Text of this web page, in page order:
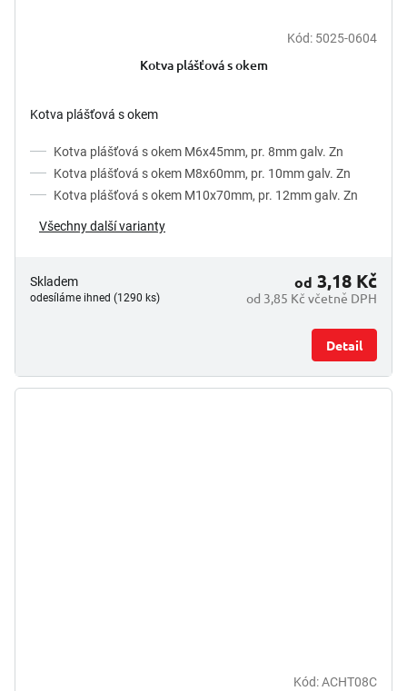
5,0
Kód: 5025-0604
Kotva plášťová s okem
Kotva plášťová s okem
Kotva plášťová s okem M6x45mm, pr. 8mm galv. Zn
Kotva plášťová s okem M8x60mm, pr. 10mm galv. Zn
Kotva plášťová s okem M10x70mm, pr. 12mm galv. Zn
Všechny další varianty
Skladem
odesíláme ihned (1290 ks) od 3,85 Kč včetně DPH
od 3,18 Kč
Detail
Kód:ACHT08C